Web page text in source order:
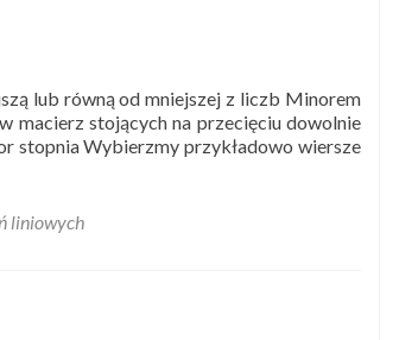
lub równą od mniejszej z liczb Minorem
macierz stojących na przecięciu dowolnie
stopnia Wybierzmy przykładowo wiersze
liniowych